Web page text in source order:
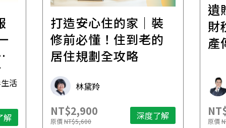
活
解
打造安心住的家｜裝
修前必懂！住到老的
居住規劃全攻略
林黛羚
NT$2,900
原價NT$5,600 深度了解
遺
財
產
原價